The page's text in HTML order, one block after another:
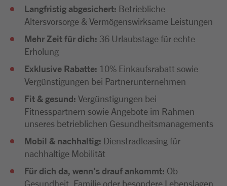
Langfristig abgesichert: Betriebliche
Altersvorsorge & Vermögenswirksame Leistungen
Mehr Zeit für dich: 36 Urlaubstage für echte
Erholung
Exklusive Rabatte: 10% Einkaufsrabatt sowie
Vergünstigungen bei Partnerunternehmen
Fit & gesund: Vergünstigungen bei
Fitnesspartnern sowie Angebote im Rahmen
unseres betrieblichen Gesundheitsmanagements
Mobil & nachhaltig: Dienstradleasing für
nachhaltige Mobilität
Für dich da, wenn’s drauf ankommt: Ob
Gesundheit, Familie oder besondere Lebenslagen